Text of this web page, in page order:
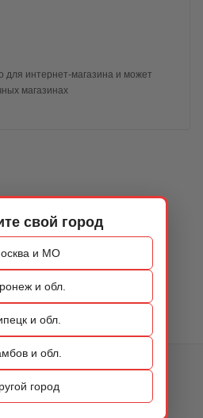
свой город
и МО
и обл.
и обл.
и обл.
город
для интернет-магазина и может
магазинах
КАТАЛОГ
ОБУВЬ